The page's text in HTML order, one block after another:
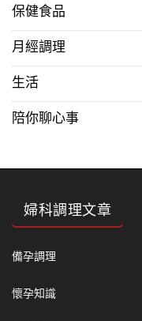
保健食品
月經調理
生活
陪你聊心事
婦科調理文章
備孕調理
懷孕知識